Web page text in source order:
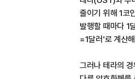
줄이기 위해 1코
발행할 때마다 1
=1달러'로 계산
그러나 테라의